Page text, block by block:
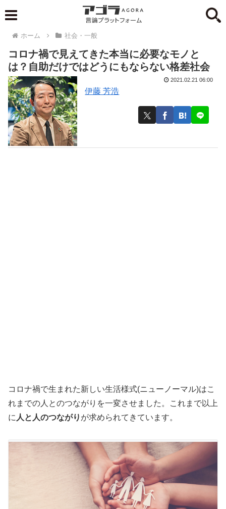
ホーム 社会・一般
コロナ禍で見えてきた本当に必要なモノと
は？自助だけではどうにもならない格差社会
伊藤 芳浩
2021.02.21 06:00
コロナ禍で生まれた新しい生活様式(ニューノーマル)はこ
れまでの人とのつながりを一変させました。これまで以上
に 人と人のつながり が求められてきています。